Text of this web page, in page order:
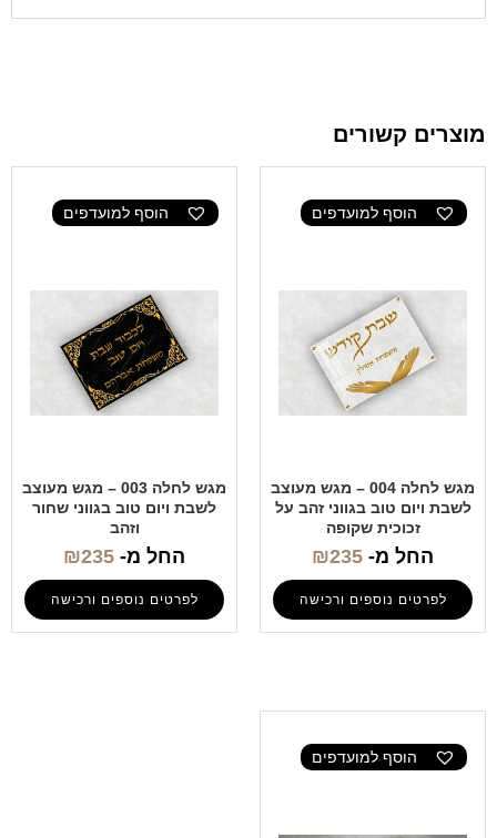
מוצרים קשורים
הוסף למועדפים
מגש לחלה 004 – מגש מעוצב
לשבת ויום טוב בגווני זהב על
זכוכית שקופה
החל מ- ₪235
לפרטים נוספים ורכישה
הוסף למועדפים
מגש לחלה 003 – מגש מעוצב
לשבת ויום טוב בגווני שחור
וזהב
החל מ- ₪235
לפרטים נוספים ורכישה
הוסף למועדפים